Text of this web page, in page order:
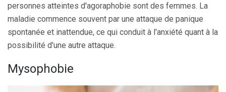
personnes atteintes d'agoraphobie sont des femmes. La
maladie commence souvent par une attaque de panique
spontanée et inattendue, ce qui conduit à l'anxiété quant à la
possibilité d'une autre attaque.
Mysophobie